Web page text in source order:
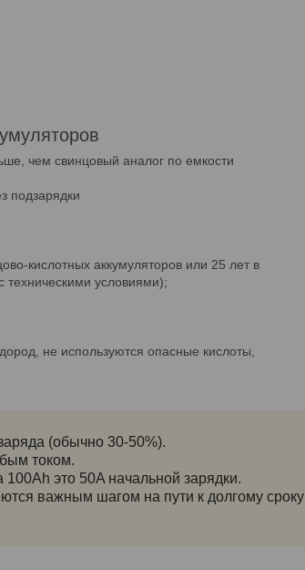
чем свинцовый аналог по емкости
подзарядки
кислотных аккумуляторов или 25 лет в
техническими условиями);
не используются опасные кислоты,
(обычно 30-50%).
током.
это 50A начальной зарядки.
важным шагом на пути к долгому сроку